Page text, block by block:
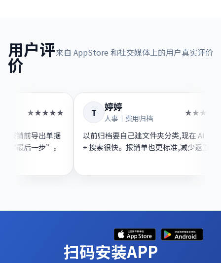
用户评
价
来自 AppStore 和社交媒体上的用户真实评价
｜差旅频繁
★★★★★
进来后就不管了,报销前导出单据
的把报销变成了“最后一步”。
T 人事｜费用归档
以前归档要自己建文件夹
+ 搜索很快。报销单也更
扫码安装APP